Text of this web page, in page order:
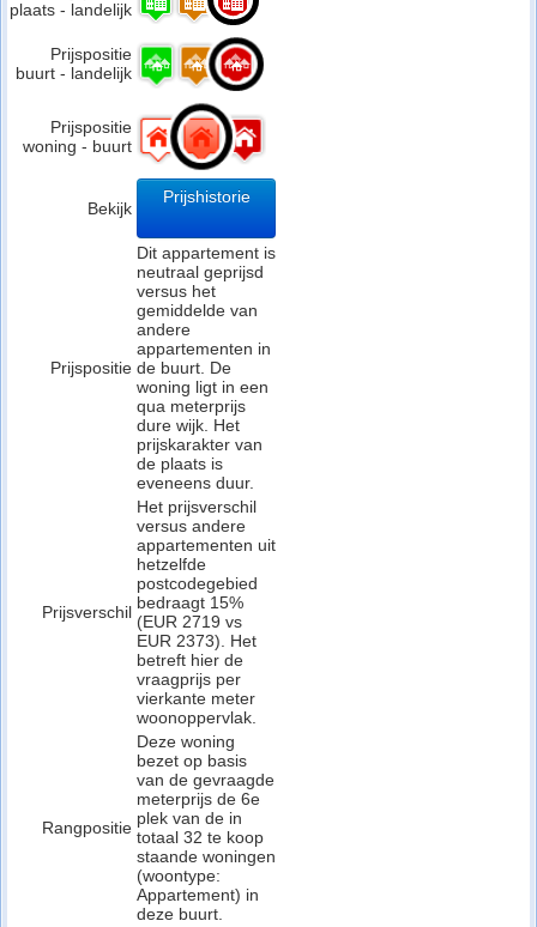
plaats - landelijk
Prijspositie
buurt - landelijk
Prijspositie
woning - buurt
Bekijk
Prijshistorie
Prijspositie
Dit appartement is
neutraal geprijsd
versus het
gemiddelde van
andere
appartementen in
de buurt. De
woning ligt in een
qua meterprijs
dure wijk. Het
prijskarakter van
de plaats is
eveneens duur.
Prijsverschil
Het prijsverschil
versus andere
appartementen uit
hetzelfde
postcodegebied
bedraagt 15%
(EUR 2719 vs
EUR 2373). Het
betreft hier de
vraagprijs per
vierkante meter
woonoppervlak.
Rangpositie
Deze woning
bezet op basis
van de gevraagde
meterprijs de 6e
plek van de in
totaal 32 te koop
staande woningen
(woontype:
Appartement) in
deze buurt.